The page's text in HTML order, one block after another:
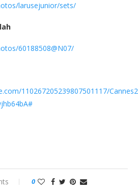
larusejunior/sets/
60188508@N07/
110267205239807501117/
0